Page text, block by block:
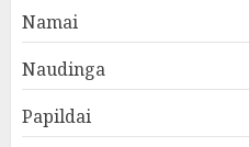
Namai
Naudinga
Papildai